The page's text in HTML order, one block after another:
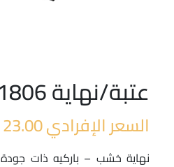
عتبة/نهاية F-1806
السعر الإفرادي23.00
نهاية خشب – باركيه ذات جودة